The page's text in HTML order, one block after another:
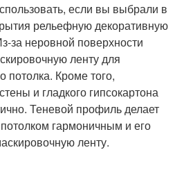
если вы выбрали в
рельефную декоративную
за неровной поверхности
ленту для
потолка. Кроме того,
и гладкого гипсокартона
Теневой профиль делает
гармоничным и его
ленту.